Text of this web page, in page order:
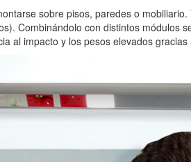
sobre pisos, paredes o
Combinándolo con distintos módulos
al impacto y los pesos elevados